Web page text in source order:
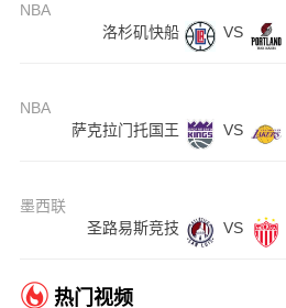
NBA
洛杉矶快船
VS
NBA
萨克拉门托国王
VS
墨西联
圣路易斯竞技
VS
热门视频